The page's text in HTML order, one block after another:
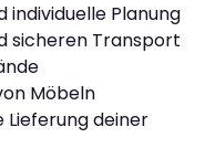
individuelle Planung
sicheren Transport
Möbeln
Lieferung deiner